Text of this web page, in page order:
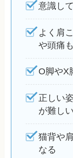
意識し
よく肩
や頭痛
O脚やX
正しい
が難しい
猫背や
なる